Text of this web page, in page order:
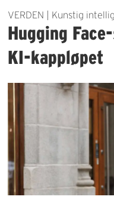
VERDEN | Kunstig
Hugging
KI-kappløpet